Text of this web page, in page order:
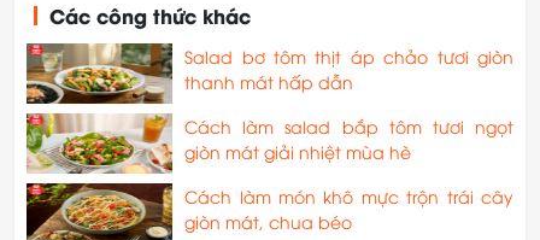
Các công thức khác
Salad bơ tôm thịt áp chảo tươi giòn
thanh mát hấp dẫn
Cách làm salad bắp tôm tươi ngọt
giòn mát giải nhiệt mùa hè
Cách làm món khô mực trộn trái cây
giòn mát, chua béo